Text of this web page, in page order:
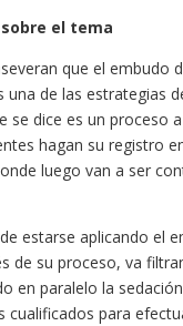
el tema
que el embudo
una de las estrategias
se dice es un proceso
hagan su registro
luego van a ser
estarse aplicando el
de su proceso, va
en paralelo la
cualificados para